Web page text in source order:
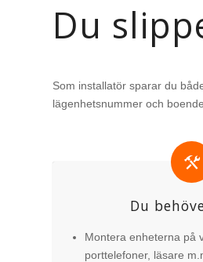
Du
Som installatör sparar du
lägenhetsnummer och
Du
Montera enheterna på
porttelefoner, läsare